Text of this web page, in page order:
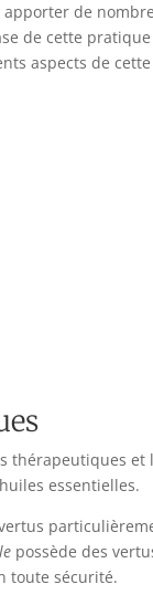
de
de cette
aspects de
essentielles.
possède des
toute sécurité.